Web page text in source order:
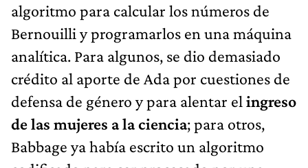
algoritmo para calcular los números de
Bernouilli y programarlos en una máquina
analítica. Para algunos, se dio demasiado
crédito al aporte de Ada por cuestiones de
defensa de género y para alentar el ingreso
de las mujeres a la ciencia; para otros,
Babbage ya había escrito un algoritmo